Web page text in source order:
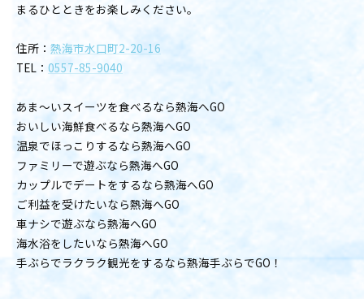
まるひとときをお楽しみください。
住所： 熱海市水口町2-20-16
TEL： 0557-85-9040
あま〜いスイーツを食べるなら熱海へGO
おいしい海鮮食べるなら熱海へGO
温泉でほっこりするなら熱海へGO
ファミリーで遊ぶなら熱海へGO
カップルでデートをするなら熱海へGO
ご利益を受けたいなら熱海へGO
車ナシで遊ぶなら熱海へGO
海水浴をしたいなら熱海へGO
手ぶらでラクラク観光をするなら熱海手ぶらでGO！